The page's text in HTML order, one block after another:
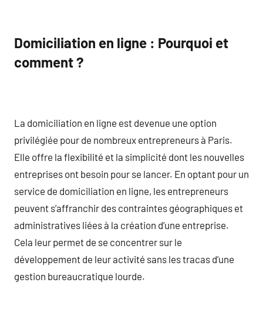
Domiciliation en ligne : Pourquoi et
comment ?
La domiciliation en ligne est devenue une option
privilégiée pour de nombreux entrepreneurs à Paris.
Elle offre la flexibilité et la simplicité dont les nouvelles
entreprises ont besoin pour se lancer. En optant pour un
service de domiciliation en ligne, les entrepreneurs
peuvent s’affranchir des contraintes géographiques et
administratives liées à la création d’une entreprise.
Cela leur permet de se concentrer sur le
développement de leur activité sans les tracas d’une
gestion bureaucratique lourde.